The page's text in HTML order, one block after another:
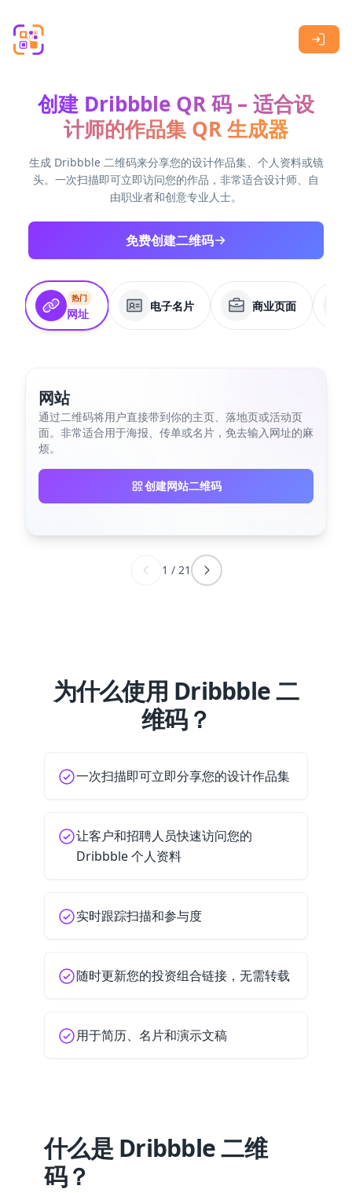
创建 Dribbble QR 码 – 适合设
计师的作品集 QR 生成器
生成 Dribbble 二维码来分享您的设计作品集、个人资料或镜
头。一次扫描即可立即访问您的作品，非常适合设计师、自
由职业者和创意专业人士。
免费创建二维码
热门
网址
电子名片 商业页面
网站
通过二维码将用户直接带到你的主页、落地页或活动页
面。非常适合用于海报、传单或名片，免去输入网址的麻
烦。
创建网站二维码
1 / 21
为什么使用 Dribbble 二
维码？
一次扫描即可立即分享您的设计作品集
让客户和招聘人员快速访问您的
Dribbble 个人资料
实时跟踪扫描和参与度
随时更新您的投资组合链接，无需转载
用于简历、名片和演示文稿
什么是 Dribbble 二维
码？